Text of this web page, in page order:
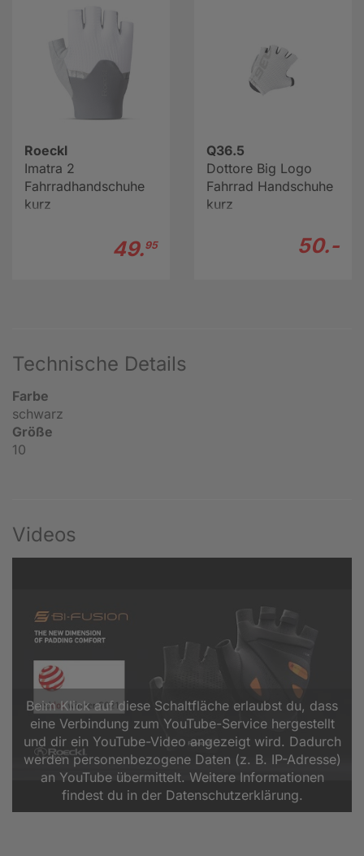
Roeckl
Imatra 2
Fahrradhandschuhe
kurz
49.95
Q36.5
Dottore Big Logo
Fahrrad Handschuhe
kurz
50.-
Technische Details
Farbe
schwarz
Größe
10
Videos
Beim Klick auf diese Schaltfläche erlaubst du, dass
eine Verbindung zum YouTube-Service hergestellt
und dir ein YouTube-Video angezeigt wird. Dadurch
werden personenbezogene Daten (z. B. IP-Adresse)
an YouTube übermittelt. Weitere Informationen
findest du in der Datenschutzerklärung.